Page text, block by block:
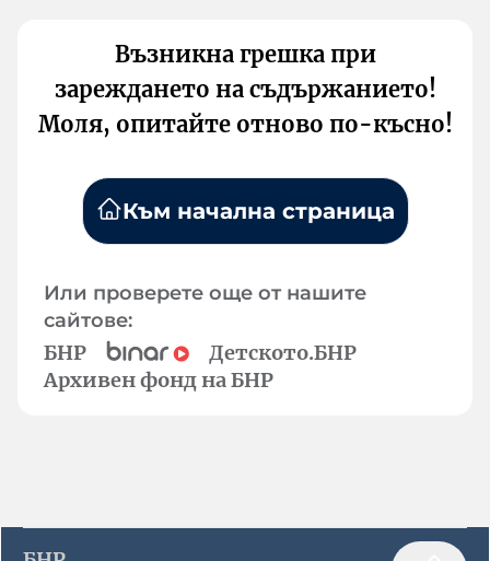
Възникна грешка при
зареждането на съдържанието!
Моля, опитайте отново по-късно!
Към начална страница
Или проверете още от нашите
сайтове:
БНР
Детското.БНР
Архивен фонд на БНР